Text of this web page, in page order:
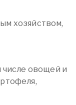
хозяйством,
овощей и